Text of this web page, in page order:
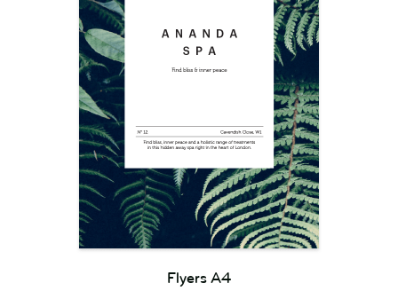
Flyers A4